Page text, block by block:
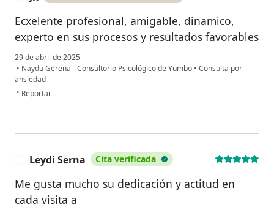
Ecxelente profesional, amigable, dinamico,
experto en sus procesos y resultados favorables
29 de abril de 2025
• Naydu Gerena - Consultorio Psicológico de Yumbo • Consulta por
ansiedad
• en opinión del usuario Jk
Reportar
Leydi Serna Cita verificada
Me gusta mucho su dedicación y actitud en
cada visita a